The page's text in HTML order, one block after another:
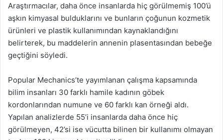
Araştırmacılar, daha önce insanlarda hiç görülmemiş 100’ü
aşkın kimyasal bulduklarını ve bunların çoğunun kozmetik
ürünleri ve plastik kullanımından kaynaklandığını
belirterek, bu maddelerin annenin plasentasından bebeğe
geçtiğini söyledi.
Popular Mechanics’te yayımlanan çalışma kapsamında
bilim insanları 30 farklı hamile kadının göbek
kordonlarından numune ve 60 farklı kan örneği aldı.
Yapılan analizlerde 55’i insanlarda daha önce hiç
görülmeyen, 42’si ise vücutta bilinen bir kullanımı olmayan